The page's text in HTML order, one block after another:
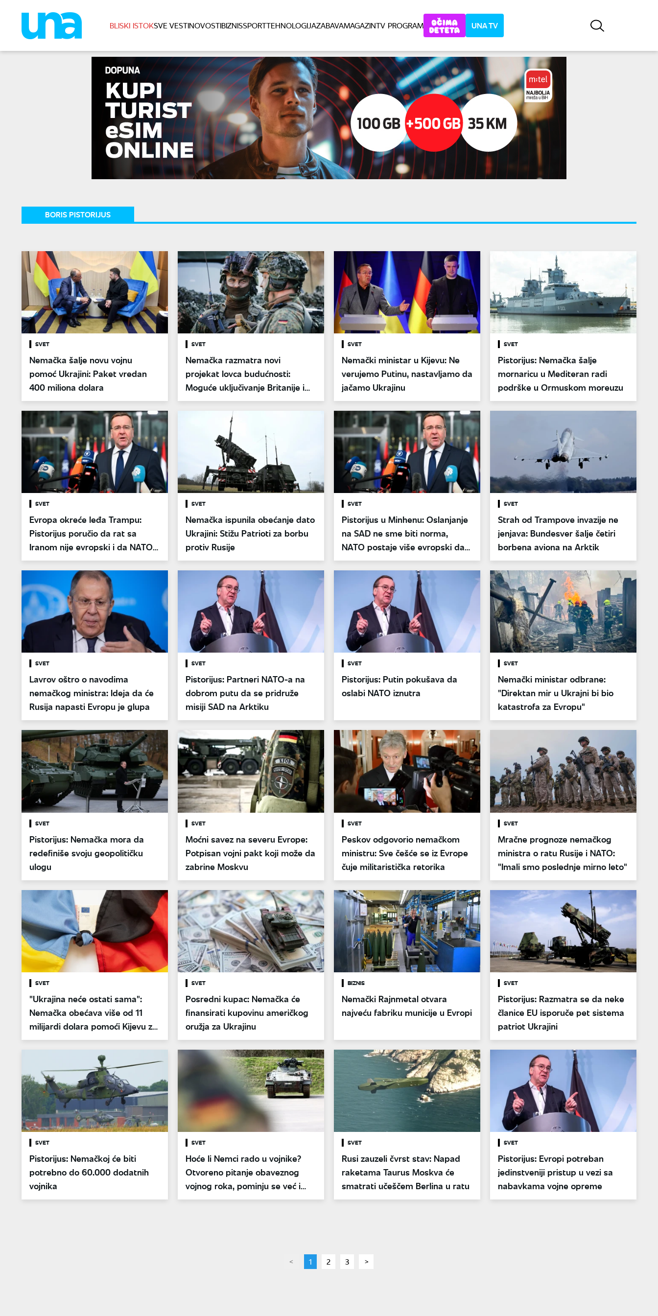
BLISKI ISTOKSVE VESTINOVOSTIBIZNISSPORTTEHNOLOGIJAZABAVAMAGAZINTV PROGRAM UNA TV
BORIS PISTORIJUS
SVET
Nemačka šalje novu vojnu
pomoć Ukrajini: Paket vredan
400 miliona dolara
SVET
Nemačka razmatra novi
projekat lovca budućnosti:
Moguće uključivanje Britanije i
Japana
SVET
Nemački ministar u Kijevu: Ne
verujemo Putinu, nastavljamo da
jačamo Ukrajinu
SVET
Pistorijus: Nemačka šalje
mornaricu u Mediteran radi
podrške u Ormuskom moreuzu
SVET
Evropa okreće leđa Trampu:
Pistorijus poručio da rat sa
Iranom nije evropski i da NATO
nije deo sukoba
SVET
Nemačka ispunila obećanje dato
Ukrajini: Stižu Patrioti za borbu
protiv Rusije
SVET
Pistorijus u Minhenu: Oslanjanje
na SAD ne sme biti norma,
NATO postaje više evropski da
bi opstao
SVET
Strah od Trampove invazije ne
jenjava: Bundesver šalje četiri
borbena aviona na Arktik
SVET
Lavrov oštro o navodima
nemačkog ministra: Ideja da će
Rusija napasti Evropu je glupa
SVET
Pistorijus: Partneri NATO-a na
dobrom putu da se pridruže
misiji SAD na Arktiku
SVET
Pistorijus: Putin pokušava da
oslabi NATO iznutra
SVET
Nemački ministar odbrane:
"Direktan mir u Ukrajni bi bio
katastrofa za Evropu"
SVET
Pistorijus: Nemačka mora da
redefiniše svoju geopolitičku
ulogu
SVET
Moćni savez na severu Evrope:
Potpisan vojni pakt koji može da
zabrine Moskvu
SVET
Peskov odgovorio nemačkom
ministru: Sve češće se iz Evrope
čuje militaristička retorika
SVET
Mračne prognoze nemačkog
ministra o ratu Rusije i NATO:
"Imali smo poslednje mirno leto"
SVET
"Ukrajina neće ostati sama":
Nemačka obećava više od 11
milijardi dolara pomoći Kijevu za
2026. godinu
SVET
Posredni kupac: Nemačka će
finansirati kupovinu američkog
oružja za Ukrajinu
BIZNIS
Nemački Rajnmetal otvara
najveću fabriku municije u Evropi
SVET
Pistorijus: Razmatra se da neke
članice EU isporuče pet sistema
patriot Ukrajini
SVET
Pistorijus: Nemačkoj će biti
potrebno do 60.000 dodatnih
vojnika
SVET
Hoće li Nemci rado u vojnike?
Otvoreno pitanje obaveznog
vojnog roka, pominju se već i
datumi
SVET
Rusi zauzeli čvrst stav: Napad
raketama Taurus Moskva će
smatrati učeščem Berlina u ratu
SVET
Pistorijus: Evropi potreban
jedinstveniji pristup u vezi sa
nabavkama vojne opreme
pageYou're
1 page
2 page
3 page